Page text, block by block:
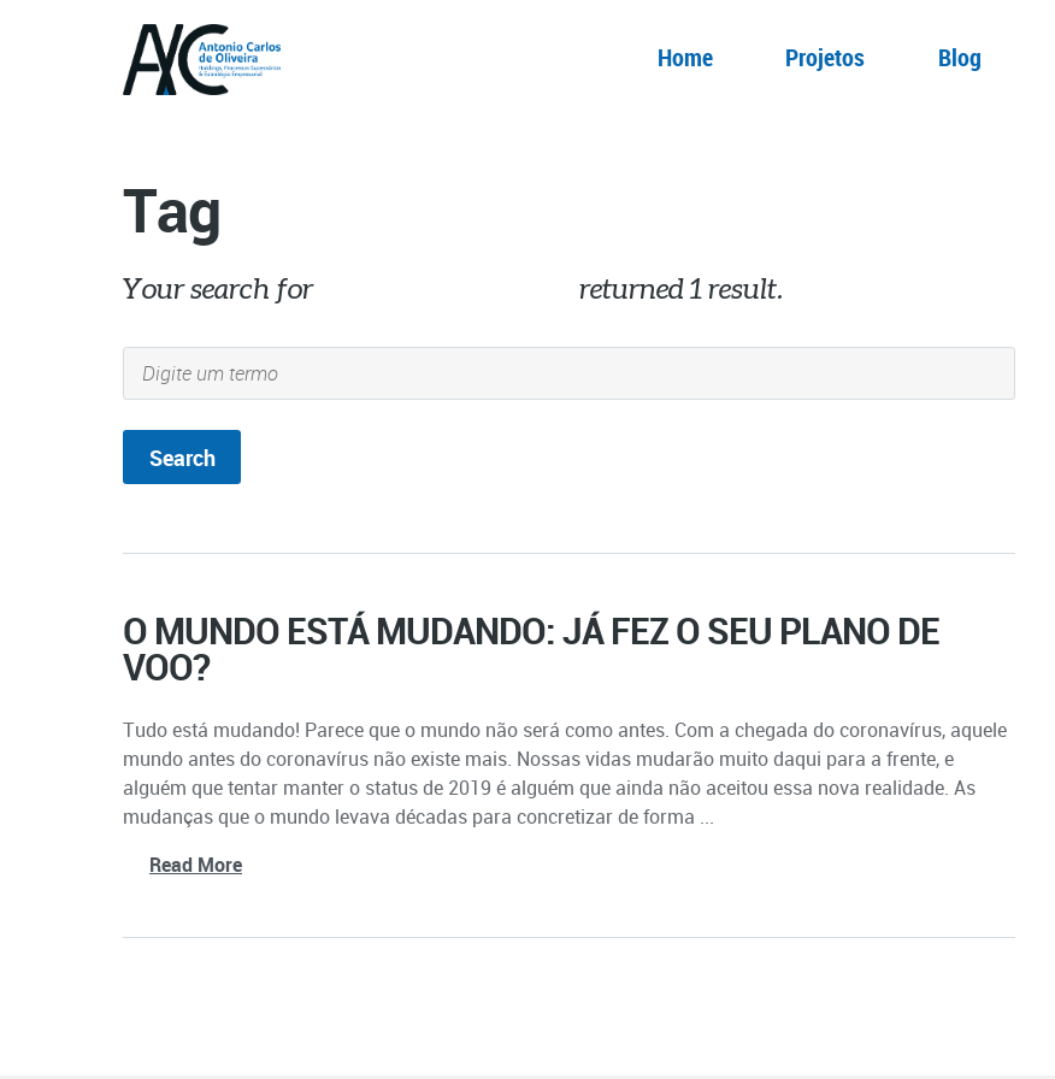
Home Projetos Blog
Tag
Your search for returned 1 result.
O MUNDO ESTÁ MUDANDO: JÁ FEZ O SEU PLANO DE
VOO?
Tudo está mudando! Parece que o mundo não será como antes. Com a chegada do coronavírus, aquele
mundo antes do coronavírus não existe mais. Nossas vidas mudarão muito daqui para a frente, e
alguém que tentar manter o status de 2019 é alguém que ainda não aceitou essa nova realidade. As
mudanças que o mundo levava décadas para concretizar de forma ...
Read More